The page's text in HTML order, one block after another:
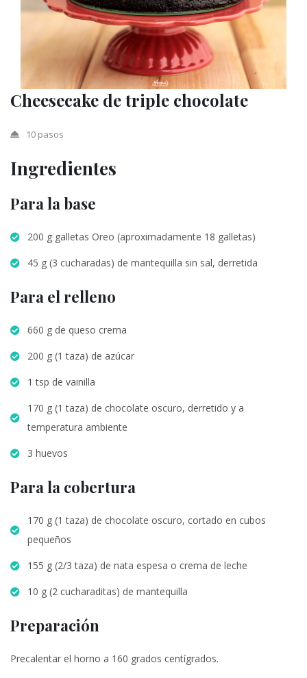
Cheesecake de triple chocolate
10 pasos
Ingredientes
Para la base
200 g galletas Oreo (aproximadamente 18 galletas)
45 g (3 cucharadas) de mantequilla sin sal, derretida
Para el relleno
660 g de queso crema
200 g (1 taza) de azúcar
1 tsp de vainilla
170 g (1 taza) de chocolate oscuro, derretido y a
temperatura ambiente
3 huevos
Para la cobertura
170 g (1 taza) de chocolate oscuro, cortado en cubos
pequeños
155 g (2/3 taza) de nata espesa o crema de leche
10 g (2 cucharaditas) de mantequilla
Preparación
Precalentar el horno a 160 grados centígrados.